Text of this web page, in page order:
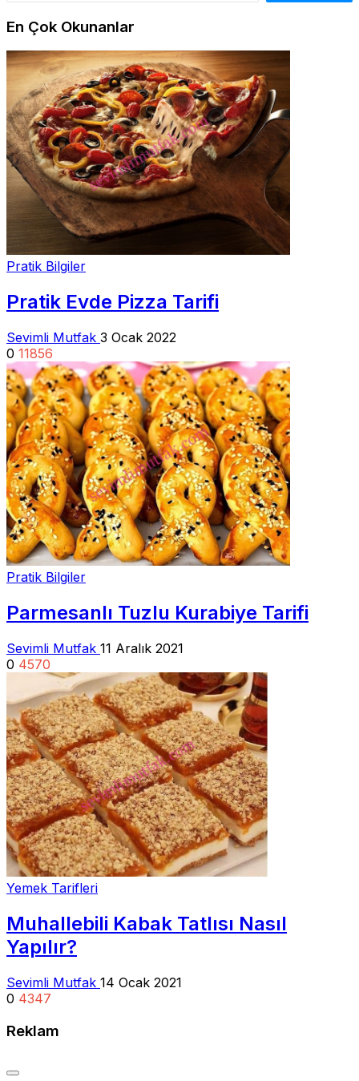
En Çok Okunanlar
Pratik Bilgiler
Pratik Evde Pizza Tarifi
Sevimli Mutfak 3 Ocak 2022
0 11856
Pratik Bilgiler
Parmesanlı Tuzlu Kurabiye Tarifi
Sevimli Mutfak 11 Aralık 2021
0 4570
Yemek Tarifleri
Muhallebili Kabak Tatlısı Nasıl
Yapılır?
Sevimli Mutfak 14 Ocak 2021
0 4347
Reklam